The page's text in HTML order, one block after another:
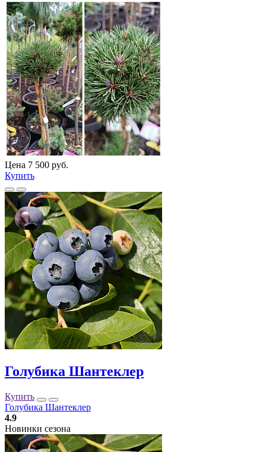
Цена 7 500 руб.
Купить
Голубика Шантеклер
Купить
Голубика Шантеклер
4.9
Новинки сезона